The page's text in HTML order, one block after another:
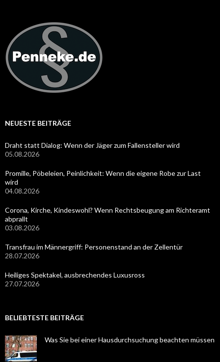
NEUESTE BEITRÄGE
Draht statt Dialog: Wenn der Jäger zum Fallensteller wird
05.08.2026
Promille, Pöbeleien, Peinlichkeit: Wenn die eigene Robe zur Last
wird
04.08.2026
Corona, Kirche, Kindeswohl? Wenn Rechtsbeugung am Richteramt
abprallt
03.08.2026
Transfrau im Männergriff: Personenstand an der Zellentür
28.07.2026
Heiliges Spektakel, ausbrechendes Luxusross
27.07.2026
BELIEBTESTE BEITRÄGE
Was Sie bei einer Hausdurchsuchung beachten müssen